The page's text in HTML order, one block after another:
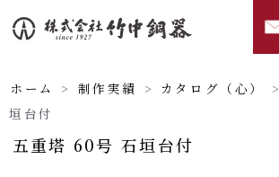
容
ス
キ
ホーム > 制作実績 > カタログ（心） >
垣台付
五重塔 60号 石垣台付